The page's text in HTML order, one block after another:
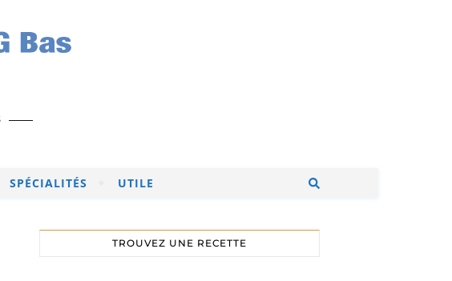
SPÉCIALITÉS UTILE
TROUVEZ UNE RECETTE